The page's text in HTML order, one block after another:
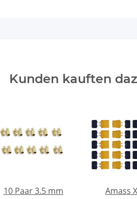
Kunden kauften
10 Paar 3.5 mm
Amass